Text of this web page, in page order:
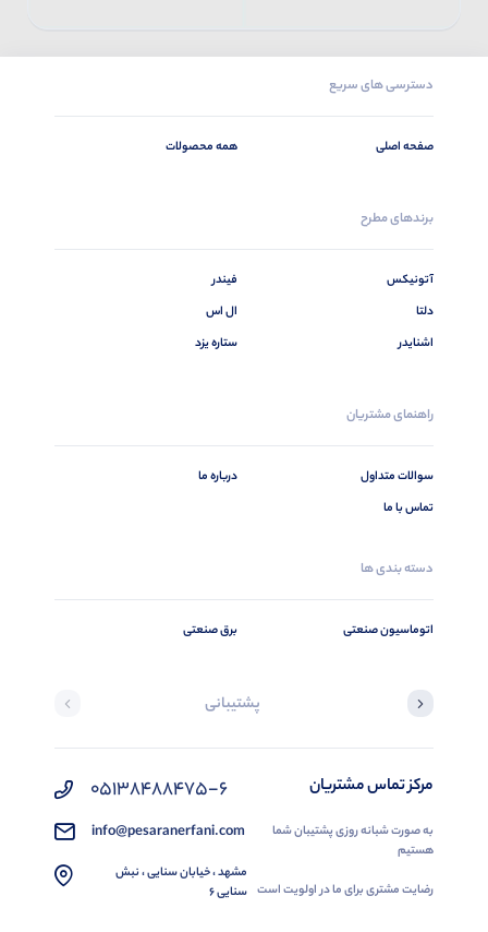
دسترسی های سریع
صفحه اصلی همه محصولات
برندهای مطرح
آتونیکس
دلتا
اشنایدر
فیندر
ال اس
ستاره یزد
راهنمای مشتریان
سوالات متداول
تماس با ما
درباره ما
دسته بندی ها
اتوماسیون صنعتی برق صنعتی
پشتیبانی
مرکز تماس مشتریان
به صورت شبانه روزی پشتیبان شما
هستیم
رضایت مشتری برای ما در اولویت است
05138488475-6
info@pesaranerfani.com
مشهد ، خیابان سنایی ، نبش
سنایی 6